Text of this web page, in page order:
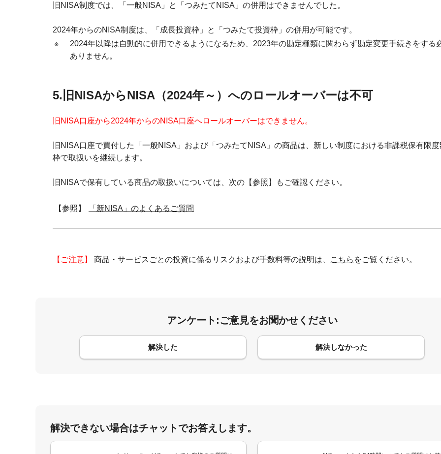
旧NISA制度では、「一般NISA」と「つみたてNISA」の併用はできませんでした。
2024年からのNISA制度は、「成長投資枠」と「つみたて投資枠」の併用が可能です。
※
2024年以降は自動的に併用できるようになるため、2023年の勘定種類に関わらず勘定変更手続きをする
ありません。
5.旧NISAからNISA（2024年～）へのロールオーバーは不可
旧NISA口座から2024年からのNISA口座へロールオーバーはできません。
旧NISA口座で買付した「一般NISA」および「つみたてNISA」の商品は、新しい制度における非課税保有限
枠で取扱いを継続します。
旧NISAで保有している商品の取扱いについては、次の【参照】もご確認ください。
【参照】 「新NISA」のよくあるご質問
【ご注意】 商品・サービスごとの投資に係るリスクおよび手数料等の説明は、 こちら をご覧ください。
アンケート:ご意見をお聞かせください
解決した 解決しなかった
コメント
解決できない場合はチャットでお答えします。